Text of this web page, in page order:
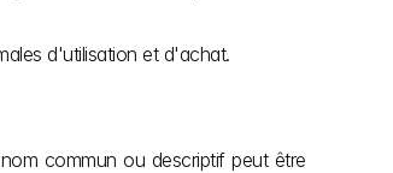
d'utilisation et d'achat.
commun ou descriptif peut être